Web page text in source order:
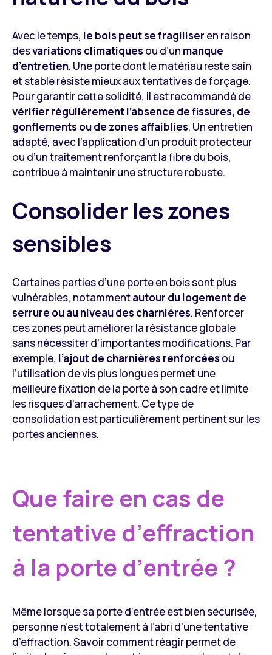
Avec le temps, le bois peut se fragiliser en raison
desvariations climatiquesou d’un manque
d’entretien. Une porte dont le matériau reste sain
et stable résiste mieux aux tentatives de forçage.
Pour garantir cette solidité, il est recommandé de
vérifier régulièrement l’absence de fissures, de
gonflements ou de zones affaiblies. Un entretien
adapté, avec l’application d’un produit protecteur
ou d’un traitement renforçant la fibre du bois,
contribue à maintenir une structure robuste.
Consolider les zones
sensibles
Certaines parties d’une porte en bois sont plus
vulnérables, notammentautour du logement de
serrure ou au niveau des charnières. Renforcer
ces zones peut améliorer la résistance globale
sans nécessiter d'importantes modifications. Par
exemple, l’ajout de charnières renforcéesou
l’utilisation de vis plus longues permet une
meilleure fixation de la porte à son cadre et limite
les risques d’arrachement. Ce type de
consolidation est particulièrement pertinent sur les
portes anciennes.
Que faire en cas de
tentative d’effraction
à la porte d’entrée ?
Même lorsque sa porte d’entrée est bien sécurisée,
personne n’est totalement à l’abri d’une tentative
d’effraction. Savoir comment réagir permet de